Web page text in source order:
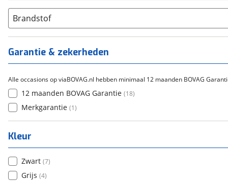
Automatisch (1)
Brandstof
Garantie & zekerheden
Alle occasions op viaBOVAG.nl hebben minimaal 12 maanden BOVAG
12 maanden BOVAG Garantie (18)
Merkgarantie (1)
Kleur
Zwart (7)
Grijs (4)